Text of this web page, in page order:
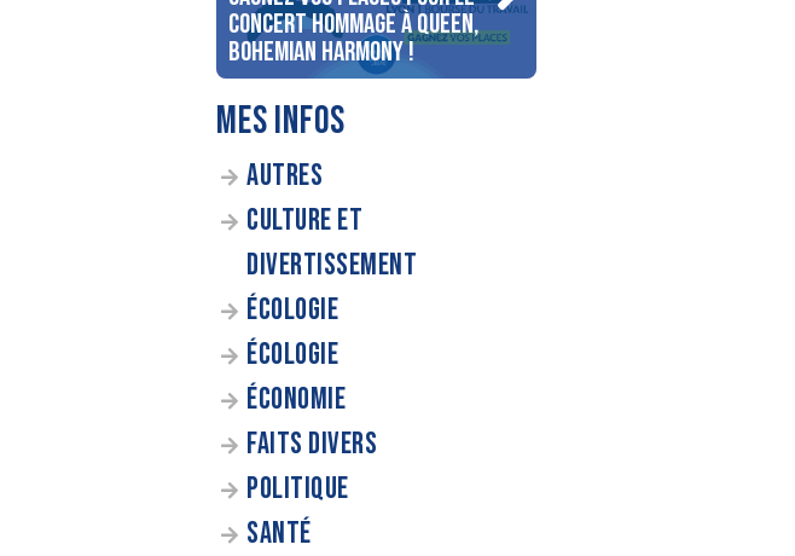
concert Hommage à Queen,
Bohemian Harmony !
MES INFOS
AUTRES
CULTURE ET
DIVERTISSEMENT
ÉCOLOGIE
ÉCOLOGIE
ÉCONOMIE
FAITS DIVERS
POLITIQUE
SANTÉ